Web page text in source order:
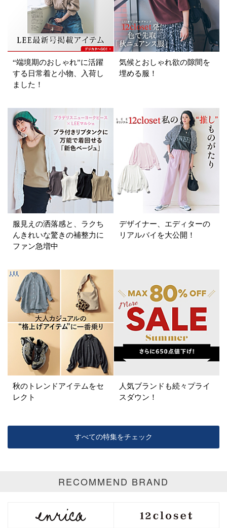
サイズ
掲載雑誌
価格
表示オプション
すべて 新着
SALE商品 予約品
再入荷 ラスト1
在庫あり
ホワイト
ベージュ ブラウン オレンジ
イエロー レッド ピンク
パープル グリーン ブルー
ゴールド シルバー
“端境期のおしゃれ”に活躍
する日常着と小物、入荷し
ました！
気候とおしゃれ欲の隙間を
埋める服！
服見えの洒落感と、ラクち
んきれいな驚きの補整力に
ファン急増中
デザイナー、エディターの
リアルバイを大公開！
秋のトレンドアイテムをセ
レクト
人気ブランドも続々プライ
スダウン！
すべての特集をチェック
RECOMMEND BRAND